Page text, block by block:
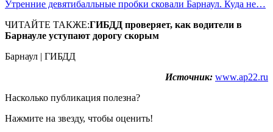
Утренние девятибалльные пробки сковали Барнаул. Куда не…
ЧИТАЙТЕ ТАКЖЕ:ГИБДД проверяет, как водители в
Барнауле уступают дорогу скорым
Барнаул | ГИБДД
Источник: www.ap22.ru
Насколько публикация полезна?
Нажмите на звезду, чтобы оценить!